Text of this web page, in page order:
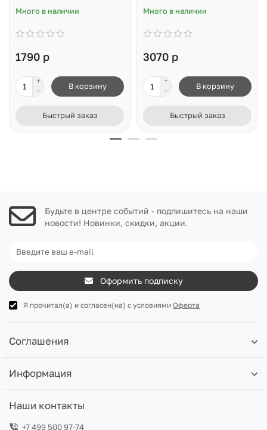
Много в наличии
1790 р
В корзину
Быстрый заказ
Много в наличии
3070 р
В корзину
Быстрый заказ
Будьте в центре событий - подпишитесь на наши
новости! Новинки, скидки, акции.
Оформить подписку
Я прочитал(а) и согласен(на) с условиями Оферта
Соглашения
Информация
Наши контакты
+7 499 500 97-74